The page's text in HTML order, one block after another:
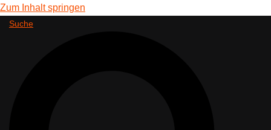
Zum Inhalt springen
Suche